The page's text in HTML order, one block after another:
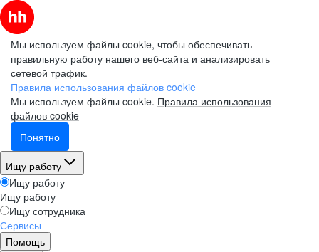
Мы используем файлы cookie, чтобы обеспечивать
правильную работу нашего веб-сайта и анализировать
сетевой трафик.
Правила использования файлов cookie
Мы используем файлы cookie. Правила использования
файлов cookie
Понятно
Ищу работу
Ищу работу
Ищу работу
Ищу сотрудника
Сервисы
Помощь